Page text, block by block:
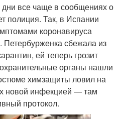
дни все чаще в сообщениях о
полиция. Так, в Испании
коронавируса
Петербурженка сбежала из
ей теперь грозит
органы нашли
химзащиты ловил на
новой инфекцией — там
протокол.